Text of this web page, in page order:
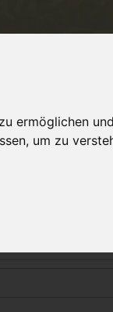
ermöglichen
um zu